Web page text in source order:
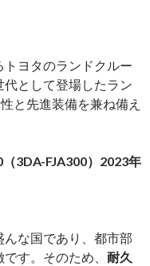
ヨタのランドクルー
として登場したラン
と先進装備を兼ね備え
3DA-FJA300）2023年
な国であり、都市部
す。そのため、 耐久